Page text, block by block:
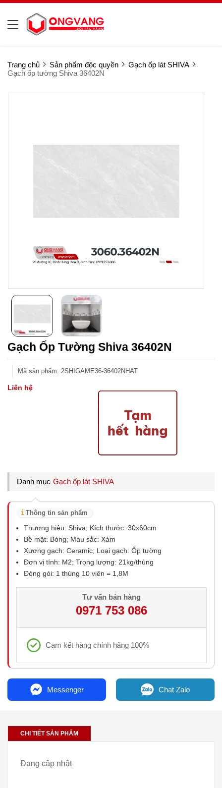
Trang chủ Sản phẩm độc quyền
Gạch ốp lát SHIVA
Gạch ốp tường Shiva 36402N
Gạch Ốp Tường Shiva 36402N
Mã sản phẩm: 2SHIGAME36-36402NHAT
Liên hệ
Danh mục Gạch ốp lát SHIVA
Thông tin sản phẩm
Thương hiệu: Shiva; Kích thước: 30x60cm
Bề mặt: Bóng; Màu sắc: Xám
Xương gạch: Ceramic; Loại gạch: Ốp tường
Đơn vị tính: M2; Trọng lượng: 21kg/thùng
Đóng gói: 1 thùng 10 viên = 1,8M
Tư vấn bán hàng
0971 753 086
Cam kết hàng chính hãng 100%
Messenger Chat Zalo
CHI TIẾT SẢN PHẨM
Đang cập nhật